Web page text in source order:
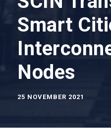
Smart
Nodes
25 NOVEMBER 2021